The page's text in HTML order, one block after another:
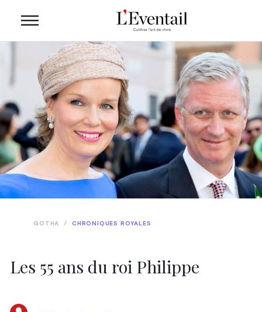
Les 55 ans du roi Philippe
GOTHA / CHRONIQUES ROYALES